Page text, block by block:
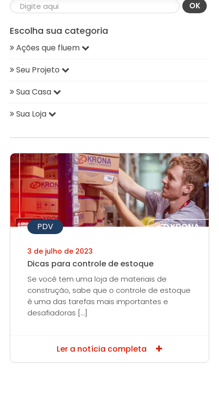
OK
PDV
3 de julho de 2023
Dicas para controle de estoque
Se você tem uma loja de materiais de
construção, sabe que o controle de estoque
é uma das tarefas mais importantes e
desafiadoras […]
Ler a notícia completa
Escolha sua categoria
Ações que fluem
Seu Projeto
Sua Casa
Sua Loja